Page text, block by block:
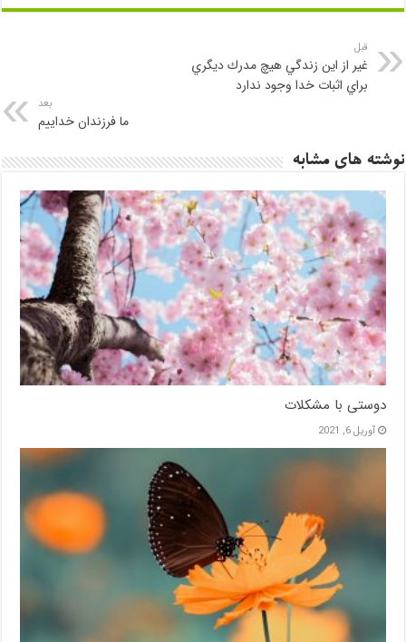
قبل
غير از اين زندگي هيچ مدرك ديگري
براي اثبات خدا وجود ندارد
بعد
ما فرزندان خداییم
نوشته های مشابه
دوستی با مشکلات
آوریل 6, 2021